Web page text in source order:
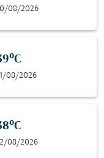
08/2026
08/2026
08/2026